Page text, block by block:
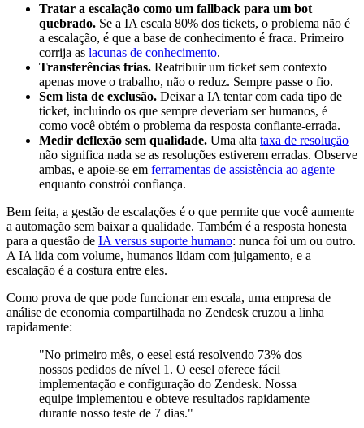
Tratar a escalação como um fallback para um bot
quebrado. Se a IA escala 80% dos tickets, o problema não é
a escalação, é que a base de conhecimento é fraca. Primeiro
corrija as lacunas de conhecimento.
Transferências frias. Reatribuir um ticket sem contexto
apenas move o trabalho, não o reduz. Sempre passe o fio.
Sem lista de exclusão. Deixar a IA tentar com cada tipo de
ticket, incluindo os que sempre deveriam ser humanos, é
como você obtém o problema da resposta confiante-errada.
Medir deflexão sem qualidade. Uma alta taxa de resolução
não significa nada se as resoluções estiverem erradas. Observe
ambas, e apoie-se em ferramentas de assistência ao agente
enquanto constrói confiança.
Bem feita, a gestão de escalações é o que permite que você aumente
a automação sem baixar a qualidade. Também é a resposta honesta
para a questão de IA versus suporte humano: nunca foi um ou outro.
A IA lida com volume, humanos lidam com julgamento, e a
escalação é a costura entre eles.
Como prova de que pode funcionar em escala, uma empresa de
análise de economia compartilhada no Zendesk cruzou a linha
rapidamente:
"No primeiro mês, o eesel está resolvendo 73% dos
nossos pedidos de nível 1. O eesel oferece fácil
implementação e configuração do Zendesk. Nossa
equipe implementou e obteve resultados rapidamente
durante nosso teste de 7 dias."